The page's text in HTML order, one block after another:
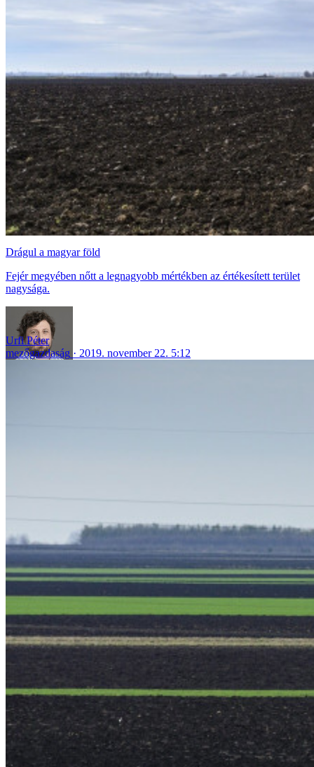
Drágul a magyar föld
Fejér megyében nőtt a legnagyobb mértékben az értékesített terület
nagysága.
Urfi Péter
mezőgazdaság
2019. november 22. 5:12